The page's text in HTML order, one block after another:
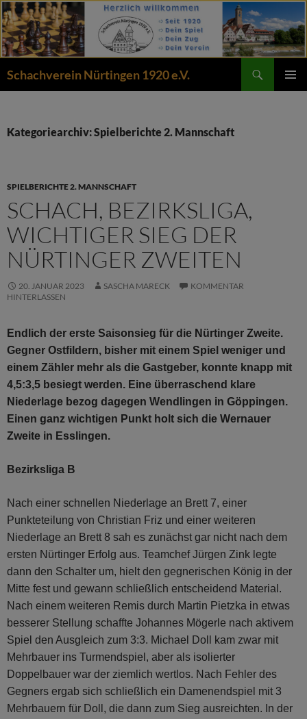
Zum
Inhalt
springen
Schachverein Nürtingen 1920 e.V.
Kategoriearchiv: Spielberichte 2. Mannschaft
SPIELBERICHTE 2. MANNSCHAFT
SCHACH, BEZIRKSLIGA,
WICHTIGER SIEG DER
NÜRTINGER ZWEITEN
20. JANUAR 2023 SASCHA MARECK
KOMMENTAR
HINTERLASSEN
Endlich der erste Saisonsieg für die Nürtinger Zweite.
Gegner Ostfildern, bisher mit einem Spiel weniger und
einem Zähler mehr als die Gastgeber, konnte knapp mit
4,5:3,5 besiegt werden. Eine überraschend klare
Niederlage bezog dagegen Wendlingen in Göppingen.
Einen ganz wichtigen Punkt holt sich die Wernauer
Zweite in Esslingen.
Bezirksliga B
Nach einer schnellen Niederlage an Brett 7, einer
Punkteteilung von Christian Friz und einer weiteren
Niederlage an Brett 8 sah es zunächst gar nicht nach dem
ersten Nürtinger Erfolg aus. Teamchef Jürgen Zink legte
dann den Schalter um, hielt den gegnerischen König in der
Mitte fest und gewann schließlich entscheidend Material.
Nach einem weiteren Remis durch Martin Pietzka in etwas
besserer Stellung schaffte Johannes Mögerle nach aktivem
Spiel den Ausgleich zum 3:3. Michael Doll kam zwar mit
Mehrbauer ins Turmendspiel, aber als isolierter
Doppelbauer war der ziemlich wertlos. Nach Fehler des
Gegners ergab sich schließlich ein Damenendspiel mit 3
Mehrbauern für Doll, die dann zum Sieg ausreichten. In der